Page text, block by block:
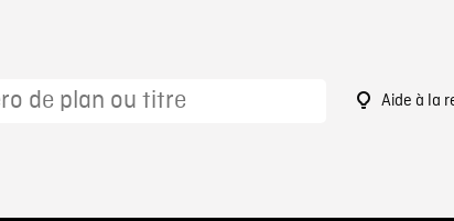
Aide à la